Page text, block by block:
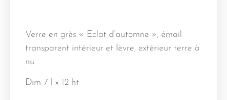
Verre en grès « Eclat d’automne », émail
transparent intérieur et lèvre, extérieur terre à
nu
Dim 7 l x 12 ht